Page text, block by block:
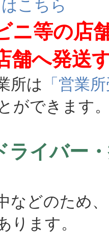
こちら
ニ等の店
舗へ発送
は 「営業
ができます
ライバー
などのため
ります。